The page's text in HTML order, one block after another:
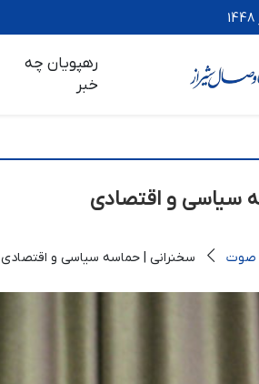
رهپویان چه
خبر
سیاسی و اقتصادی
صوت سخنرانی | حماسه سیاسی و اقتصادی